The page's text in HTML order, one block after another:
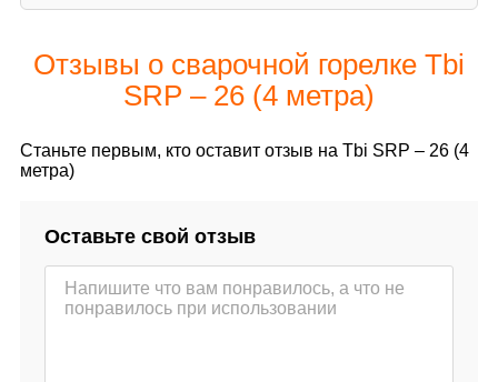
Отзывы о сварочной горелке Tbi
SRP – 26 (4 метра)
Станьте первым, кто оставит отзыв на Tbi SRP – 26 (4
метра)
Оставьте свой отзыв